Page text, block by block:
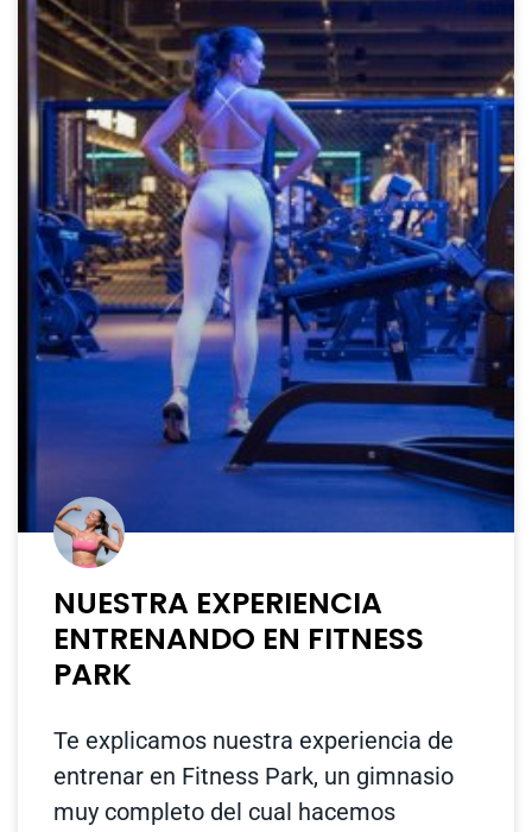
NUESTRA EXPERIENCIA
ENTRENANDO EN FITNESS
PARK
Te explicamos nuestra experiencia de
entrenar en Fitness Park, un gimnasio
muy completo del cual hacemos